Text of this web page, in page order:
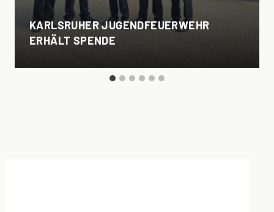
KARLSRUHER JUGENDFEUERWEHR
ERHÄLT SPENDE